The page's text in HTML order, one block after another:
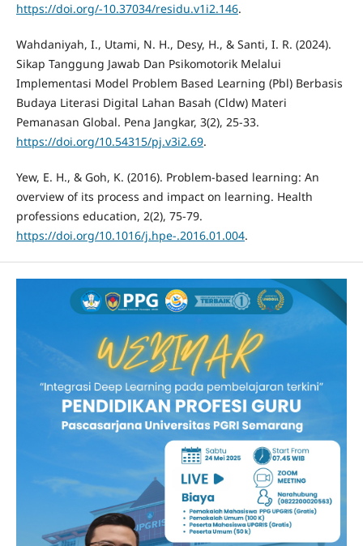
https://doi.org/-10.37034/residu.v1i2.146.
Wahdaniyah, I., Utami, N. H., Desy, H., & Santi, I. R. (2024).
Sikap Tanggung Jawab Dan Psikomotorik Melalui
Implementasi Model Problem Based Learning (Pbl) Berbasis
Budaya Literasi Digital Lahan Basah (Cldw) Materi
Pemanasan Global. Pena Jangkar, 3(2), 25-33.
https://doi.org/10.54315/pj.v3i2.69.
Yew, E. H., & Goh, K. (2016). Problem-based learning: An
overview of its process and impact on learning. Health
professions education, 2(2), 75-79.
https://doi.org/10.1016/j.hpe-.2016.01.004.